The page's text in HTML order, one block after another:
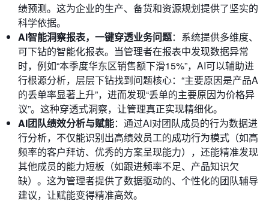
绩预测。这为企业的生产、备货和资源规划提供了坚实的
科学依据。
AI智能洞察报表，一键穿透业务问题：系统提供多维度、
可下钻的智能化报表。当管理者在报表中发现数据异常
时，例如“本季度华东区销售额下滑15%”，AI可以辅助进
行根源分析，层层下钻找到问题核心：“主要原因是产品A
的丢单率显著上升”，进而发现“丢单的主要原因为价格异
议”。这种穿透式洞察，让管理真正实现精细化。
AI团队绩效分析与赋能：通过AI对团队成员的行为数据进
行分析，不仅能识别出高绩效员工的成功行为模式（如高
频率的客户拜访、优秀的方案呈现能力），还能精准发现
其他成员的能力短板（如跟进频率不足、产品知识欠
缺）。这为管理者提供了数据驱动的、个性化的团队辅导
建议，让赋能变得精准高效。